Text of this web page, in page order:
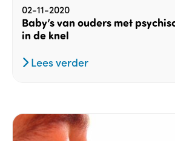
02-11-2020
Baby’s van ouders met
in de knel
Lees verder